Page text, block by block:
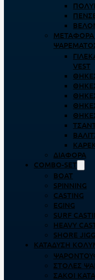
ΜΕΤΑΦΟΡΆ
VEST
ΔΙΆΦΟΡΑ
COMBO-SET
BOAT
SPINNING
CASTING
EGING
SURF
HEAVY
SHORE
ΚΑΤΆΔΥΣΗ
ΣΤΟΛΈΣ
ΣΆΚΟΙ